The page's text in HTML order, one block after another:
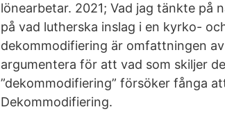
lönearbetar. 2021; Vad jag tänkte på
på vad lutherska inslag i en kyrko-
dekommodifiering är omfattningen
argumentera för att vad som skiljer
”dekommodifiering” försöker fånga
Dekommodifiering.